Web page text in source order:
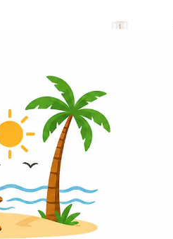
10
Wczytaj więcej